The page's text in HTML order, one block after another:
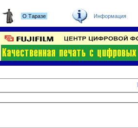
О Таразе Информация